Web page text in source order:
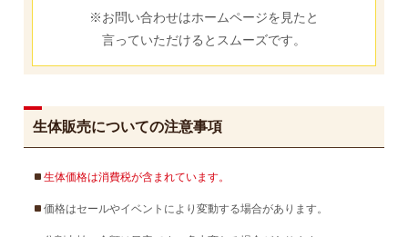
※お問い合わせはホームページを見たと
言っていただけるとスムーズです。
生体販売についての注意事項
生体価格は消費税が含まれています。
価格はセールやイベントにより変動する場合があります。